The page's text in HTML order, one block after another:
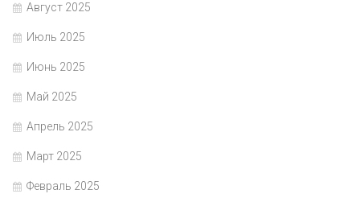
Август 2025
Июль 2025
Июнь 2025
Май 2025
Апрель 2025
Март 2025
Февраль 2025